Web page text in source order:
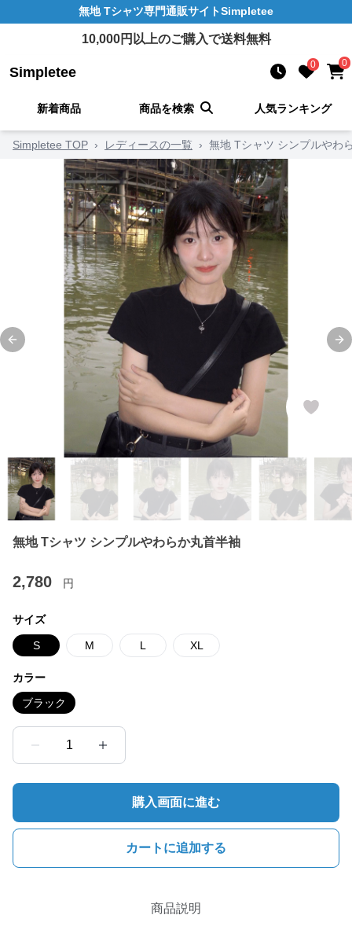
無地 Tシャツ専門通販サイトSimpletee
10,000円以上のご購入で送料無料
Simpletee 0 0
新着商品 商品を検索 人気ランキング
Simpletee TOP › レディースの一覧 › 無地 Tシャツ シンプルやわ
Previous slide
無地 Tシャツ シンプルやわらか丸首半袖
2,780 円
サイズ
S M L XL
カラー
ブラック
1
購入画面に進む
カートに追加する
商品説明